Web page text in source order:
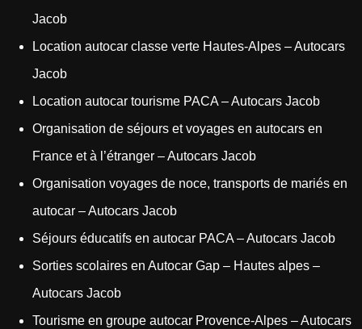
Jacob
Location autocar classe verte Hautes-Alpes – Autocars
Jacob
Location autocar tourisme PACA – Autocars Jacob
Organisation de séjours et voyages en autocars en
France et à l’étranger – Autocars Jacob
Organisation voyages de noce, transports de mariés en
autocar – Autocars Jacob
Séjours éducatifs en autocar PACA – Autocars Jacob
Sorties scolaires en Autocar Gap – Hautes alpes –
Autocars Jacob
Tourisme en groupe autocar Provence-Alpes – Autocars